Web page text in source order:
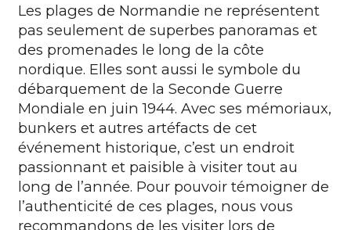
Les plages de Normandie ne représentent
pas seulement de superbes panoramas et
des promenades le long de la côte
nordique. Elles sont aussi le symbole du
débarquement de la Seconde Guerre
Mondiale en juin 1944. Avec ses mémoriaux,
bunkers et autres artéfacts de cet
événement historique, c’est un endroit
passionnant et paisible à visiter tout au
long de l’année. Pour pouvoir témoigner de
l’authenticité de ces plages, nous vous
recommandons de les visiter lors de